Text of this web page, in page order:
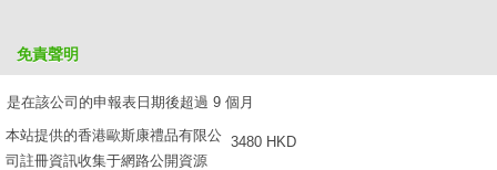
是在該公司的申報表日期後超過 9 個月
3480 HKD
免責聲明
本站提供的香港歐斯康禮品有限公
司註冊資訊收集于網路公開資源